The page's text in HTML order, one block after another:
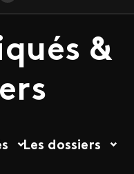
&
Les dossiers